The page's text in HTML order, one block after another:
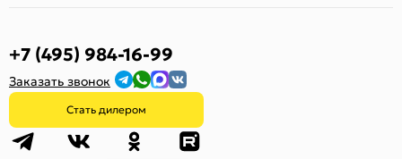
+7 (495) 984-16-99
Заказать звонок
Стать дилером